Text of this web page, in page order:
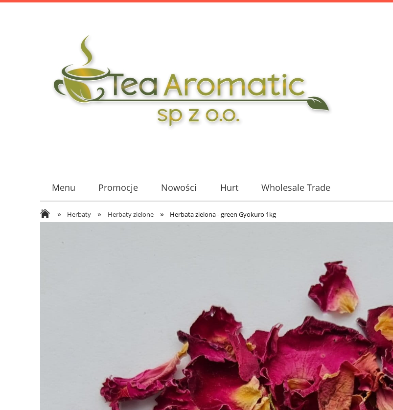
Menu Promocje Nowości Hurt Wholesale Trade
» Herbaty » Herbaty zielone » Herbata zielona - green Gyokuro 1kg